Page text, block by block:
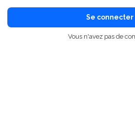
Se connecter
Vous n'avez pas de